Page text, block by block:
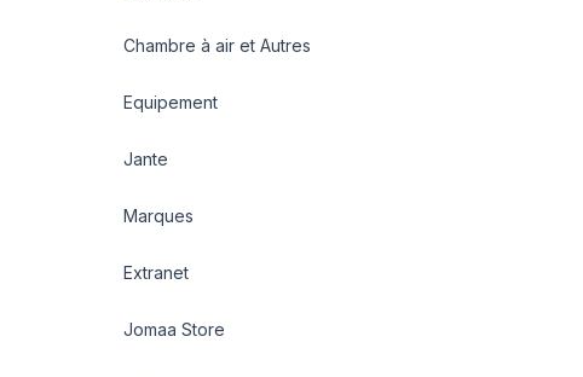
Chambre à air et Autres
Equipement
Jante
Marques
Extranet
Jomaa Store